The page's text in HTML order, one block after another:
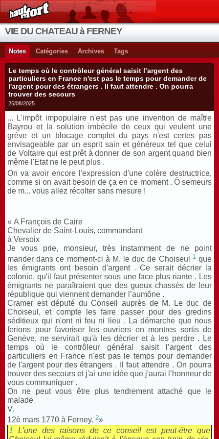
VIE DU CHATEAU à FERNEY
Notes Catégories Archives Tags
Le temps où le contrôleur général saisit l’argent des
particuliers en France n'est pas le temps pour demander de
l'argent pour des étrangers . Il faut attendre . On pourra
trouver des secours
25/08/2025
... L'impôt impopulaire n'est pas une invention de maître
Bayrou et la solution imbécile de ceux qui veulent une
grève et un blocage complet du pays n'est certes pas
envisageable par un esprit sain et généreux tel que celui
de Voltaire qui est prêt à donner de son argent quand bien
même l'Etat ne le peut plus .
On va avoir encore l'expression d'une colère destructrice,
comme si on avait besoin de ça en ce moment . Ô semeurs
de m... vous allez récolter sans mesure !
« A François de Caire
Chevalier de Saint-Louis, commandant
à Versoix
Je vous prie, monsieur, très instamment de ne point
mander dans ce moment-ci à M. le duc de Choiseul
1que
les émigrants ont besoin d'argent . Ce serait décrier la
colonie, qu'il faut présenter sous une face plus riante . Les
émigrants ne paraîtraient que des gueux chassés de leur
république qui viennent demander l’aumône .
Cramer est député du Conseil auprès de M. Le duc de
Choiseul, et compte les faire passer pour des gredins
séditieux qui n'ont ni feu ni lieu . La démarche que nous
ferions pour favoriser les ouvriers en montres sortis de
Genève, ne servirait qu'à les décrier et à les perdre . Le
temps où le contrôleur général saisit l’argent des
particuliers en France n'est pas le temps pour demander
de l'argent pour des étrangers . Il faut attendre . On pourra
trouver des secours et j'ai une idée que j'aurai l’honneur de
vous communiquer .
On ne peut vous être plus tendrement attaché que le
malade
V.
12è mars 1770 à Ferney. 2»
1
L'une des raisons de ce conseil est peut-être que